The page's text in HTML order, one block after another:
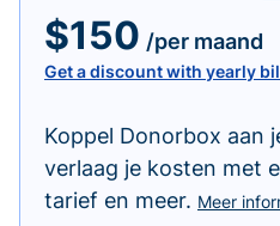
$150 /per maand
Get a discount with yearly
Koppel Donorbox aan
verlaag je kosten met
tarief en meer. Meer